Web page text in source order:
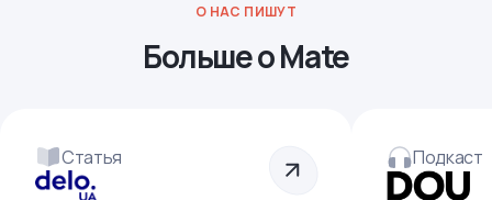
О НАС ПИШУТ
Больше о Mate
Статья Подкаст